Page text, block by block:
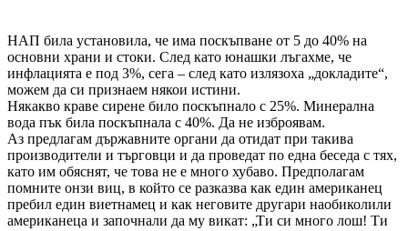
НАП била установила, че има поскъпване от 5 до 40% на
основни храни и стоки. След като юнашки лъгахме, че
инфлацията е под 3%, сега – след като излязоха „докладите“,
можем да си признаем някои истини.
Някакво краве сирене било поскъпнало с 25%. Минерална
вода пък била поскъпнала с 40%. Да не изброявам.
Аз предлагам държавните органи да отидат при такива
производители и търговци и да проведат по една беседа с тях,
като им обяснят, че това не е много хубаво. Предполагам
помните онзи виц, в който се разказва как един американец
пребил един виетнамец и как неговите другари наобиколили
американеца и започнали да му викат: „Ти си много лош! Ти